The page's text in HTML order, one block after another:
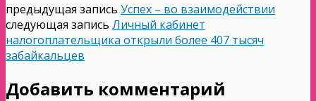
предыдущая запись Успех – во взаимодействии
следующая запись Личный кабинет
налогоплательщика открыли более 407 тысяч
забайкальцев
Добавить комментарий